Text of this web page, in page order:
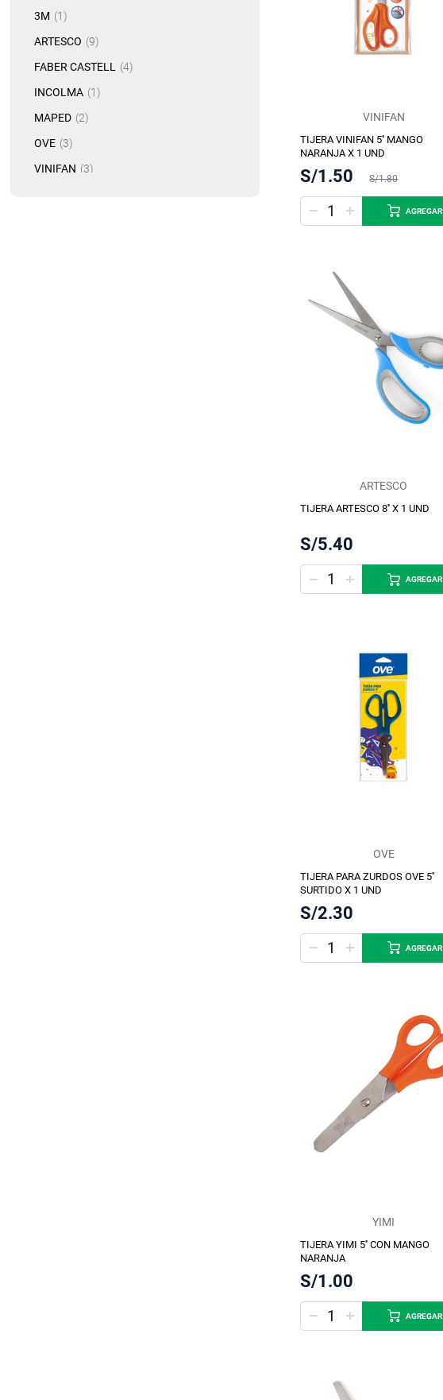
VINIFAN
TIJERA VINIFAN 5'' MANGO
NARANJA X 1 UND
S/1.50 S/1.80
AGREGAR
ARTESCO
TIJERA ARTESCO 8'' X 1 UND
S/5.40
AGREGAR
OVE
TIJERA PARA ZURDOS OVE 5''
SURTIDO X 1 UND
S/2.30
AGREGAR
YIMI
TIJERA YIMI 5'' CON MANGO
NARANJA
S/1.00
AGREGAR
3M
1artículo
ARTESCO 9artículo
FABER CASTELL 4artículo
INCOLMA 1artículo
MAPED 2artículo
OVE 3artículo
VINIFAN 3artículo